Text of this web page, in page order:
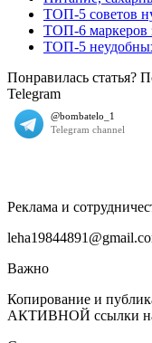
ТОП-5 советов
ТОП-6 маркеров
ТОП-5
Понравилась статья?
Telegram
Реклама и
Важно
Копирование и
АКТИВНОЙ ссылки